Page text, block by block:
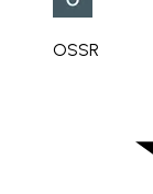
OSSR